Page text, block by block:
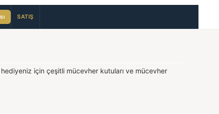
SATIŞ
için çeşitli mücevher kutuları ve mücevher